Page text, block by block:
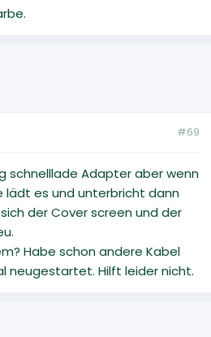
#69
schnelllade Adapter aber wenn
lädt es und unterbricht dann
der Cover screen und der
Habe schon andere Kabel
neugestartet. Hilft leider nicht.